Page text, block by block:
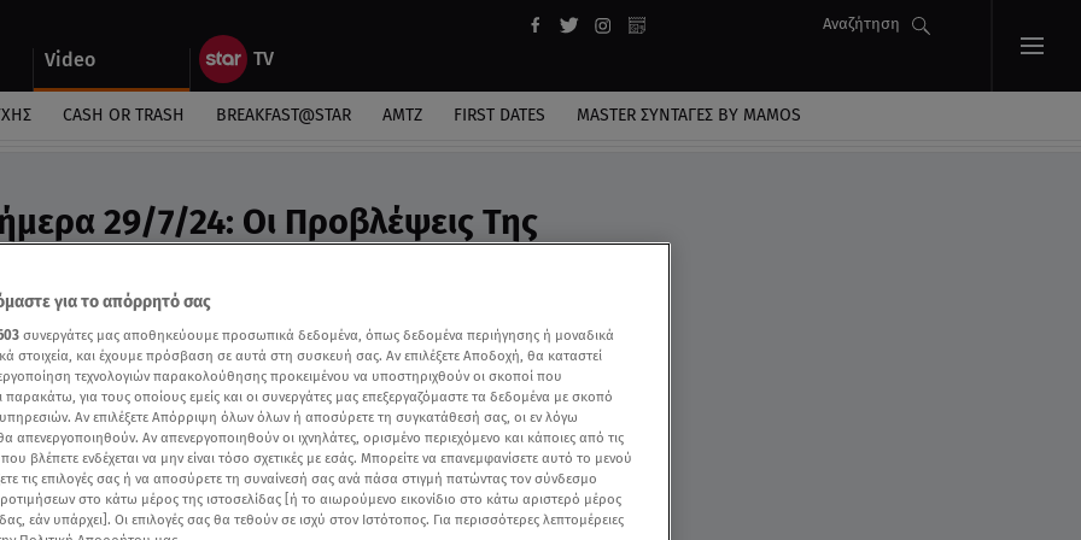
Video
Αναζήτηση
CASH OR TRASH BREAKFAST@STAR ΑΜΤΖ FIRST DATES MASTER ΣΥΝΤΑΓΈΣ BY MAMOS
29/7/24: Οι Προβλέψεις Της
- Video
της Άσης Μπήλιου
για το απόρρητό σας
συνεργάτες μας αποθηκεύουμε προσωπικά δεδομένα, όπως δεδομένα περιήγησης ή μοναδικά
στοιχεία, και έχουμε πρόσβαση σε αυτά στη συσκευή σας. Αν επιλέξετε Αποδοχή, θα καταστεί
τεχνολογιών παρακολούθησης προκειμένου να υποστηριχθούν οι σκοποί που
παρακάτω, για τους οποίους εμείς και οι συνεργάτες μας επεξεργαζόμαστε τα δεδομένα με σκοπό
Αν επιλέξετε Απόρριψη όλων όλων ή αποσύρετε τη συγκατάθεσή σας, οι εν λόγω
απενεργοποιηθούν. Αν απενεργοποιηθούν οι ιχνηλάτες, ορισμένο περιεχόμενο και κάποιες από τις
βλέπετε ενδέχεται να μην είναι τόσο σχετικές με εσάς. Μπορείτε να επανεμφανίσετε αυτό το μενού
τις επιλογές σας ή να αποσύρετε τη συναίνεσή σας ανά πάσα στιγμή πατώντας τον σύνδεσμο
στο κάτω μέρος της ιστοσελίδας [ή το αιωρούμενο εικονίδιο στο κάτω αριστερό μέρος
εάν υπάρχει]. Οι επιλογές σας θα τεθούν σε ισχύ στον Ιστότοπος. Για περισσότερες λεπτομέρειες